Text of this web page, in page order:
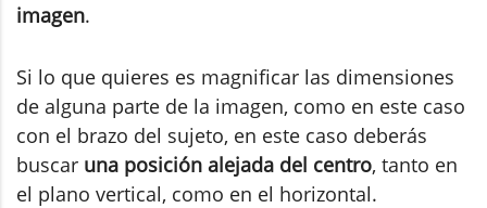
imagen.
Si lo que quieres es magnificar las dimensiones
de alguna parte de la imagen, como en este caso
con el brazo del sujeto, en este caso deberás
buscar una posición alejada del centro, tanto en
el plano vertical, como en el horizontal.